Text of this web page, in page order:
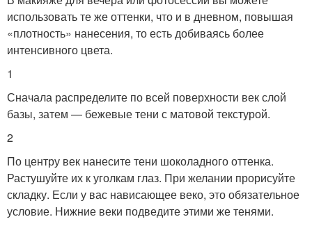
использовать те же оттенки, что и в дневном, повышая
«плотность» нанесения, то есть добиваясь более
интенсивного цвета.
1
Сначала распределите по всей поверхности век слой
базы, затем — бежевые тени с матовой текстурой.
2
По центру век нанесите тени шоколадного оттенка.
Растушуйте их к уголкам глаз. При желании прорисуйте
складку. Если у вас нависающее веко, это обязательное
условие. Нижние веки подведите этими же тенями.